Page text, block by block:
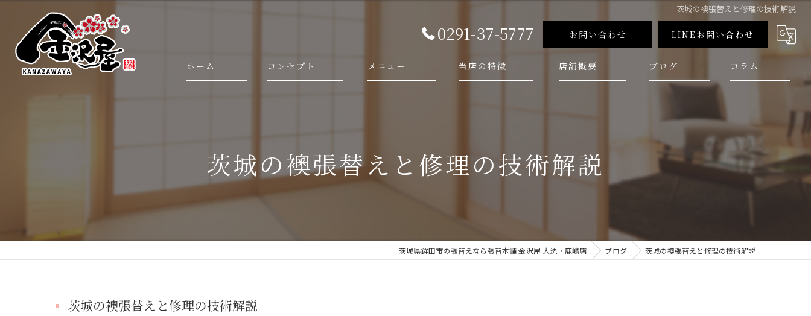
茨城の襖張替えと修理の技術解説
0291-37-5777 お問い合わせ LINEお問い合わせ
ホーム コンセプト メニュー 当店の特徴
畳
店舗概要 ブログ コラム
茨城の襖張替えと修理の技術解説
茨城県鉾田市の張替えなら張替本舗 金沢屋 大洗・鹿嶋店 ブログ 茨城の襖張替えと修理の技術解説
茨城の襖張替えと修理の技術解説